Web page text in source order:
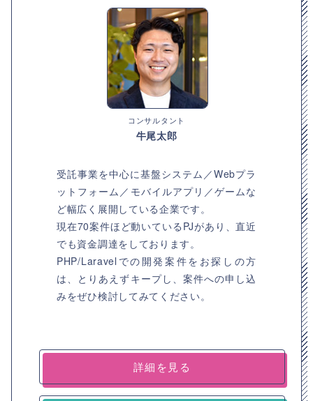
コンサルタント
牛尾太郎
受託事業を中心に基盤システム／Webプラ
ットフォーム／モバイルアプリ／ゲームな
ど幅広く展開している企業です。
現在70案件ほど動いているPJがあり、直近
でも資金調達をしております。
PHP/Laravelでの開発案件をお探しの方
は、とりあえずキープし、案件への申し込
みをぜひ検討してみてください。
詳細を見る